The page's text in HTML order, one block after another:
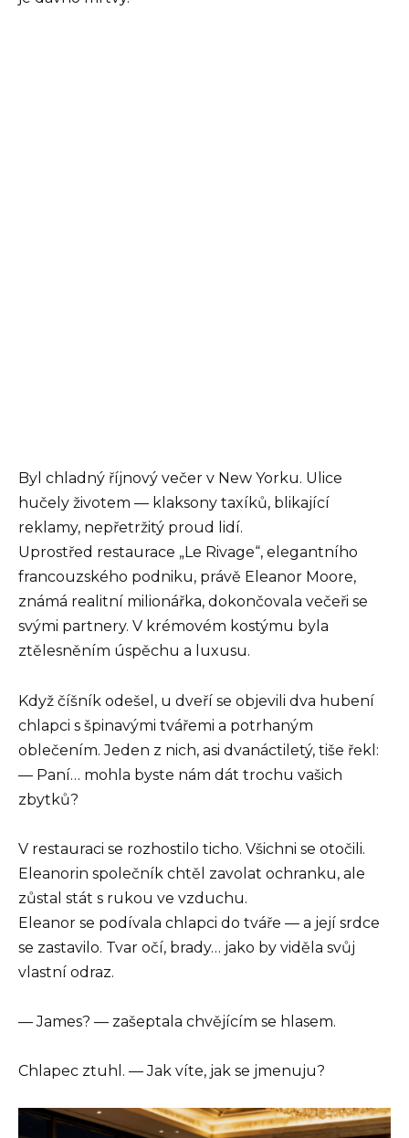
Byl chladný říjnový večer v New Yorku. Ulice
hučely životem — klaksony taxíků, blikající
reklamy, nepřetržitý proud lidí.
Uprostřed restaurace „Le Rivage“, elegantního
francouzského podniku, právě Eleanor Moore,
známá realitní milionářka, dokončovala večeři se
svými partnery. V krémovém kostýmu byla
ztělesněním úspěchu a luxusu.
Když číšník odešel, u dveří se objevili dva hubení
chlapci s špinavými tvářemi a potrhaným
oblečením. Jeden z nich, asi dvanáctiletý, tiše řekl:
— Paní… mohla byste nám dát trochu vašich
zbytků?
V restauraci se rozhostilo ticho. Všichni se otočili.
Eleanorin společník chtěl zavolat ochranku, ale
zůstal stát s rukou ve vzduchu.
Eleanor se podívala chlapci do tváře — a její srdce
se zastavilo. Tvar očí, brady… jako by viděla svůj
vlastní odraz.
— James? — zašeptala chvějícím se hlasem.
Chlapec ztuhl. — Jak víte, jak se jmenuju?